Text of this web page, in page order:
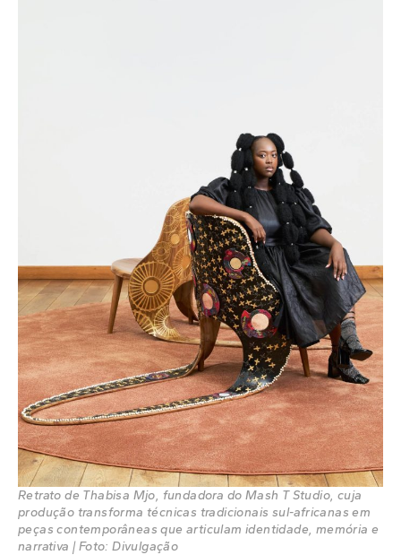
Retrato de Thabisa Mjo, fundadora do Mash T Studio, cuja
produção transforma técnicas tradicionais sul-africanas em
peças contemporâneas que articulam identidade, memória e
narrativa | Foto: Divulgação